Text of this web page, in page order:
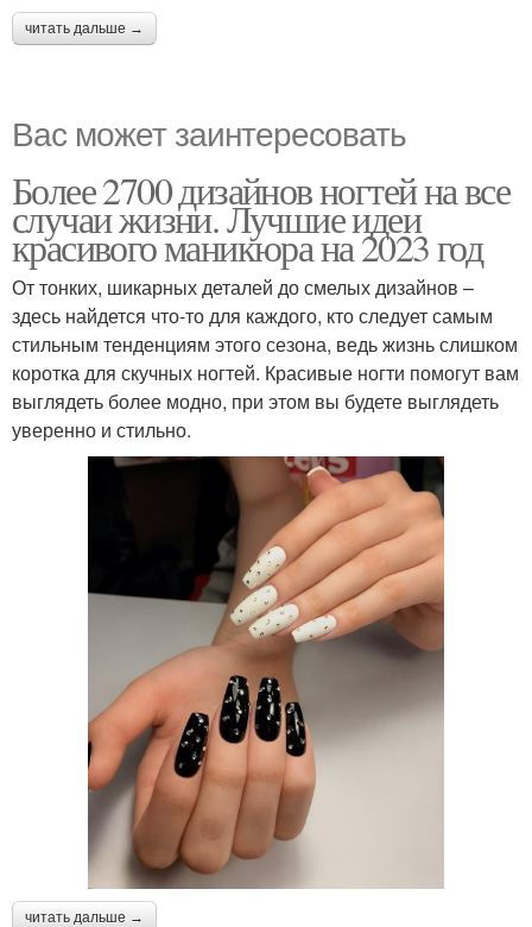
читать дальше →
Вас может заинтересовать
Более 2700 дизайнов ногтей на все
случаи жизни. Лучшие идеи
красивого маникюра на 2023 год
От тонких, шикарных деталей до смелых дизайнов –
здесь найдется что-то для каждого, кто следует самым
стильным тенденциям этого сезона, ведь жизнь слишком
коротка для скучных ногтей. Красивые ногти помогут вам
выглядеть более модно, при этом вы будете выглядеть
уверенно и стильно.
читать дальше →